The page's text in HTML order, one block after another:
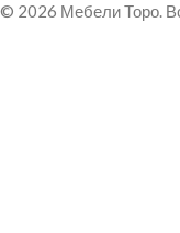
© 2026 Мебели Торо.